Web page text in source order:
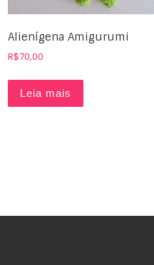
Alienígena Amigurumi
R$70,00
Leia mais